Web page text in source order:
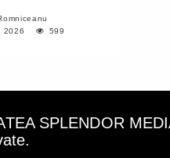
2026
599
SPLENDOR